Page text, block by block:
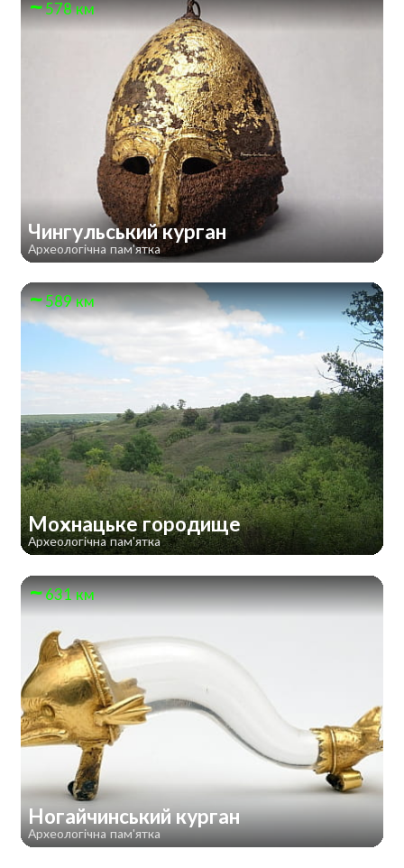
578 км
Чингульський курган
Археологічна пам'ятка
589 км
Мохнацьке городище
Археологічна пам'ятка
631 км
Ногайчинський курган
Археологічна пам'ятка